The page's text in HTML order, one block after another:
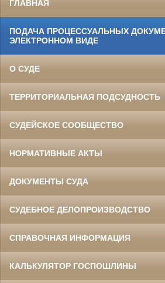
ГЛАВНАЯ
ПОДАЧА ПРОЦЕССУАЛЬНЫХ
ЭЛЕКТРОННОМ ВИДЕ
О СУДЕ
ТЕРРИТОРИАЛЬНАЯ ПОДСУДНОСТЬ
СУДЕЙСКОЕ СООБЩЕСТВО
НОРМАТИВНЫЕ АКТЫ
ДОКУМЕНТЫ СУДА
СУДЕБНОЕ ДЕЛОПРОИЗВОДСТВО
СПРАВОЧНАЯ ИНФОРМАЦИЯ
КАЛЬКУЛЯТОР ГОСПОШЛИНЫ